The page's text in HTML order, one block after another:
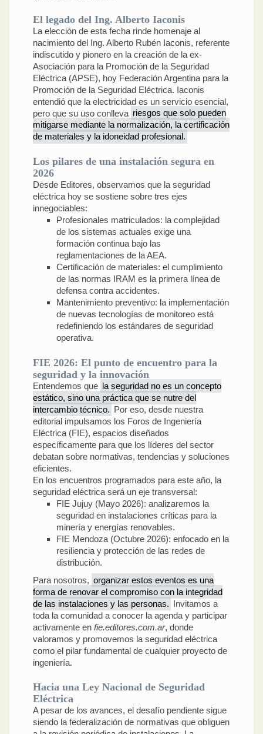
El legado del Ing. Alberto Iaconis
La elección de esta fecha rinde homenaje al
nacimiento del Ing. Alberto Rubén Iaconis, referente
indiscutido y pionero en la creación de la ex-
Asociación para la Promoción de la Seguridad
Eléctrica (APSE), hoy Federación Argentina para la
Promoción de la Seguridad Eléctrica. Iaconis
entendió que la electricidad es un servicio esencial,
pero que su uso conlleva riesgos que solo pueden
mitigarse mediante la normalización, la certificación
de materiales y la idoneidad profesional.
Los pilares de una instalación segura en
2026
Desde Editores, observamos que la seguridad
eléctrica hoy se sostiene sobre tres ejes
innegociables:
Profesionales matriculados: la complejidad
de los sistemas actuales exige una
formación continua bajo las
reglamentaciones de la AEA.
Certificación de materiales: el cumplimiento
de las normas IRAM es la primera línea de
defensa contra accidentes.
Mantenimiento preventivo: la implementación
de nuevas tecnologías de monitoreo está
redefiniendo los estándares de seguridad
operativa.
FIE 2026: El punto de encuentro para la
seguridad y la innovación
Entendemos que la seguridad no es un concepto
estático, sino una práctica que se nutre del
intercambio técnico. Por eso, desde nuestra
editorial impulsamos los Foros de Ingeniería
Eléctrica (FIE), espacios diseñados
específicamente para que los líderes del sector
debatan sobre normativas, tendencias y soluciones
eficientes.
En los encuentros programados para este año, la
seguridad eléctrica será un eje transversal:
FIE Jujuy (Mayo 2026): analizaremos la
seguridad en instalaciones críticas para la
minería y energías renovables.
FIE Mendoza (Octubre 2026): enfocado en la
resiliencia y protección de las redes de
distribución.
Para nosotros, organizar estos eventos es una
forma de renovar el compromiso con la integridad
de las instalaciones y las personas. Invitamos a
toda la comunidad a conocer la agenda y participar
activamente en fie.editores.com.ar, donde
valoramos y promovemos la seguridad eléctrica
como el pilar fundamental de cualquier proyecto de
ingeniería.
Hacia una Ley Nacional de Seguridad
Eléctrica
A pesar de los avances, el desafío pendiente sigue
siendo la federalización de normativas que obliguen